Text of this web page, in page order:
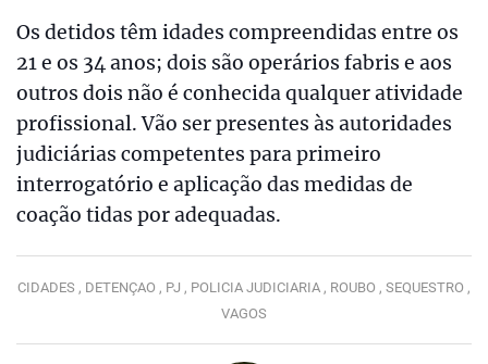
Os detidos têm idades compreendidas entre os
21 e os 34 anos; dois são operários fabris e aos
outros dois não é conhecida qualquer atividade
profissional. Vão ser presentes às autoridades
judiciárias competentes para primeiro
interrogatório e aplicação das medidas de
coação tidas por adequadas.
CIDADES , DETENÇAO , PJ , POLICIA JUDICIARIA , ROUBO , SEQUESTRO ,
VAGOS